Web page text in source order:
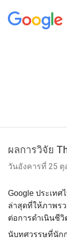
ผลการวิจัย
วันอังคารที่ 25 ตุ
Google ประเทศ
ล่าสุดที่ให้ภาพร
ต่อการดำเนินชี
นับทศวรรษที่นัก